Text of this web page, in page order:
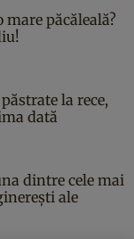
mare păcăleală?
la rece,
dată
dintre cele mai
ale